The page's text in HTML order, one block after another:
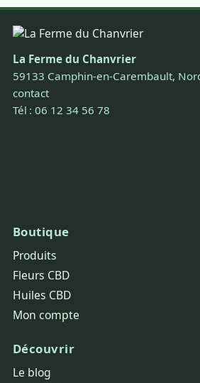
La Ferme du Chanvrier
59133 Camphin-en-Carembault,
contact
Tél : 06 12 34 56 78
Boutique
Produits
Fleurs CBD
Huiles CBD
Mon compte
Découvrir
Le blog